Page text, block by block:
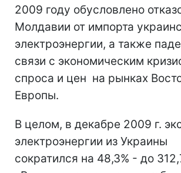
2009 году обусловлено
Молдавии от импорта
электроэнергии, а также
связи с экономическим
спроса и цен на рынках
Европы.
В целом, в декабре 2009 г.
электроэнергии из Украины
сократился на 48,3% - до